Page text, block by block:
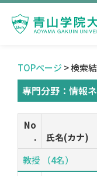
TOPページ > 検索
専門分野：情報
No
.
氏名(カナ)
教授 （4名）